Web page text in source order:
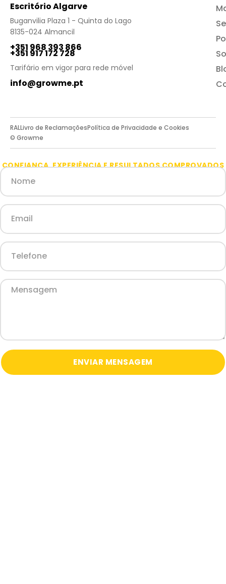
Escritório Algarve
Buganvilia Plaza 1 - Quinta do Lago
8135-024 Almancil
+351 968 393 866
+351 917 172 728
Tarifário em vigor para rede móvel
info@growme.pt
RALLivro de ReclamaçõesPolítica de Privacidade e Cookies
© Growme
CONFIANÇA, EXPERIÊNCIA E RESULTADOS COMPROVADOS
ENVIAR MENSAGEM